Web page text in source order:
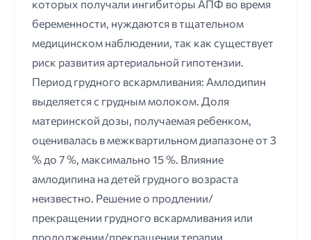
которых получали ингибиторы АПФ во время
беременности, нуждаются в тщательном
медицинском наблюдении, так как существует
риск развития артериальной гипотензии.
Период грудного вскармливания: Амлодипин
выделяется с грудным молоком. Доля
материнской дозы, получаемая ребенком,
оценивалась в межквартильном диапазоне от 3
% до 7 %, максимально 15 %. Влияние
амлодипина на детей грудного возраста
неизвестно. Решение о продлении/
прекращении грудного вскармливания или
продолжении/прекращении терапии